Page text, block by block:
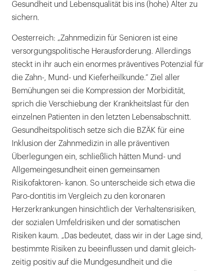
Gesundheit und Lebensqualität bis ins (hohe) Alter zu
sichern.
Oesterreich: „Zahnmedizin für Senioren ist eine
versorgungspolitische Herausforderung. Allerdings
steckt in ihr auch ein enormes präventives Potenzial für
die Zahn-, Mund- und Kieferheilkunde.“ Ziel aller
Bemühungen sei die Kompression der Morbidität,
sprich die Verschiebung der Krankheitslast für den
einzelnen Patienten in den letzten Lebensabschnitt.
Gesundheitspolitisch setze sich die BZÄK für eine
Inklusion der Zahnmedizin in alle präventiven
Überlegungen ein, schließlich hätten Mund- und
Allgemeingesundheit einen gemeinsamen
Risikofaktoren- kanon. So unterscheide sich etwa die
Paro-dontitis im Vergleich zu den koronaren
Herzerkrankungen hinsichtlich der Verhaltensrisiken,
der sozialen Umfeldrisiken und der somatischen
Risiken kaum. „Das bedeutet, dass wir in der Lage sind,
bestimmte Risiken zu beeinflussen und damit gleich-
zeitig positiv auf die Mundgesundheit und die